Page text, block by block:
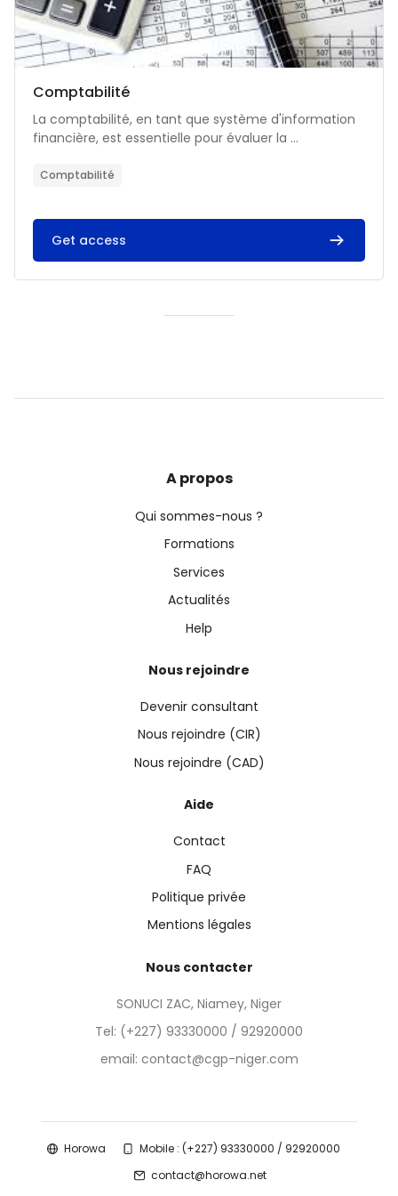
Catégorie de cours
Nom du cours
Comptabilité
Résumé du cours :
La comptabilité, en tant que système d'information
financière, est essentielle pour évaluer la ...
Comptabilité
Get access
A propos
Qui sommes-nous ?
Formations
Services
Actualités
Help
Nous rejoindre
Devenir consultant
Nous rejoindre (CIR)
Nous rejoindre (CAD)
Aide
Contact
FAQ
Politique privée
Mentions légales
Nous contacter
SONUCI ZAC, Niamey, Niger
Tel: (+227) 93330000 / 92920000
email: contact@cgp-niger.com
Horowa
Mobile : (+227) 93330000 / 92920000
contact@horowa.net